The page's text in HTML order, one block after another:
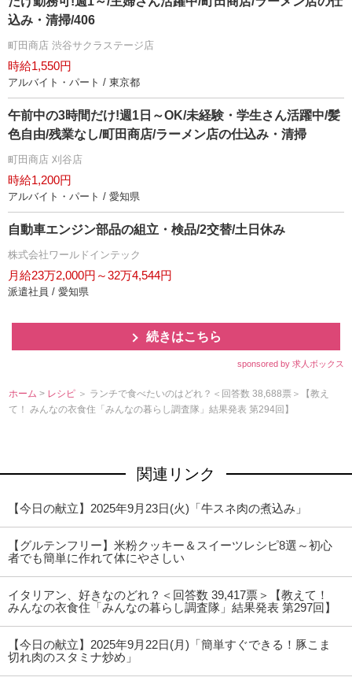
込み・清掃/406
町田商店 渋谷サクラステージ店
時給1,550円
アルバイト・パート / 東京都
午前中の3時間だけ!週1日～OK/未経験・学生さん活躍中/髪
色自由/残業なし/町田商店/ラーメン店の仕込み・清掃
町田商店 刈谷店
時給1,200円
アルバイト・パート / 愛知県
自動車エンジン部品の組立・検品/2交替/土日休み
株式会社ワールドインテック
月給23万2,000円～32万4,544円
派遣社員 / 愛知県
続きはこちら
sponsored by 求人ボックス
ホーム > レシピ ＞ ランチで食べたいのはどれ？＜回答数 38,688票＞【教え
て！ みんなの衣食住「みんなの暮らし調査隊」結果発表 第294回】
関連リンク
【今日の献立】2025年9月23日(火)「牛スネ肉の煮込み」
【グルテンフリー】米粉クッキー＆スイーツレシピ8選～初心
者でも簡単に作れて体にやさしい
イタリアン、好きなのどれ？＜回答数 39,417票＞【教えて！
みんなの衣食住「みんなの暮らし調査隊」結果発表 第297回】
【今日の献立】2025年9月22日(月)「簡単すぐできる！豚こま
切れ肉のスタミナ炒め」